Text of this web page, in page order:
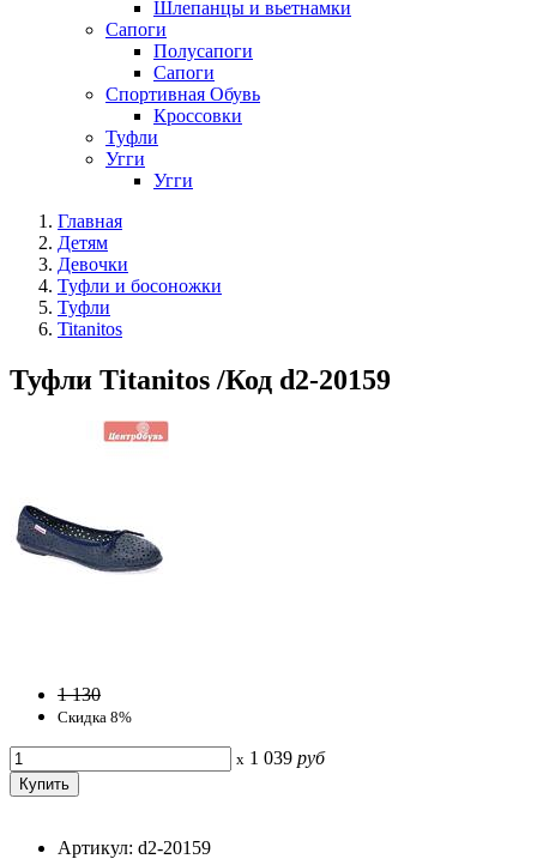
Шлепанцы и вьетнамки
Сапоги
Полусапоги
Сапоги
Спортивная Обувь
Кроссовки
Туфли
Угги
Угги
Главная
Детям
Девочки
Туфли и босоножки
Туфли
Titanitos
Туфли Titanitos /Код d2-20159
1 130
Скидка 8%
x 1 039 руб
Артикул: d2-20159